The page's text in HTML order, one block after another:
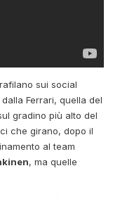
sui social
Ferrari, quella del
gradino più alto del
che girano, dopo il
al team
, ma quelle